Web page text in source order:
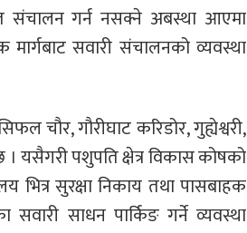
संचालन गर्न नसक्ने अबस्था आएमा
मार्गबाट सवारी संचालनको व्यवस्था
चौर, गौरीघाट करिडोर, गुह्येश्वरी,
। यसैगरी पशुपति क्षेत्र विकास कोषको
भित्र सुरक्षा निकाय तथा पासबाहक
साधन पार्किङ गर्ने व्यवस्था